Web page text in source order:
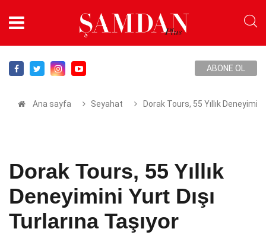
ABONE OL
Ana sayfa Seyahat Dorak Tours, 55 Yıllık
Dorak Tours, 55 Yıllık
Deneyimini Yurt Dışı
Turlarına Taşıyor